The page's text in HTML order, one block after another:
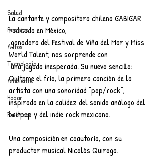
Salud
Premios
Autos
Tecnología
Ambiente
Hogar
Finanzas
La cantante y compositora chilena GABIGAR
radicada en México,
ganadora del Festival de Viña del Mar y Miss
World Talent, nos sorprende con
una jugada inesperada. Su nuevo sencillo:
Quítame el frío, la primera canción de la
artista con una sonoridad “pop/rock”,
inspirada en la calidez del sonido análogo del
britpop y del indie rock mexicano.
Una composición en coautoría, con su
productor musical Nicolás Quiroga.